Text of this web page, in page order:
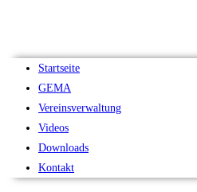
Startseite
GEMA
Vereinsverwaltung
Videos
Downloads
Kontakt